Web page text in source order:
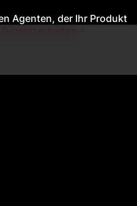
Agenten, der Ihr Produkt
erhalten